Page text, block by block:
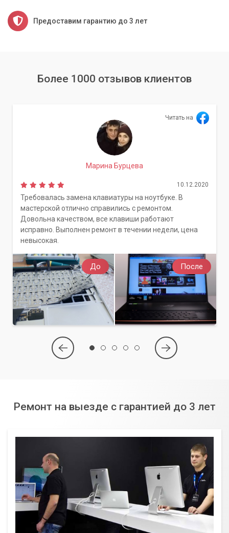
Предоставим гарантию до 3 лет
Более 1000 отзывов клиентов
До После
Читать на
Марина Бурцева
10.12.2020
Требовалась замена клавиатуры на ноутбуке. В
мастерской отлично справились с ремонтом.
Довольна качеством, все клавиши работают
исправно. Выполнен ремонт в течении недели, цена
невысокая.
Ремонт на выезде с гарантией до 3 лет